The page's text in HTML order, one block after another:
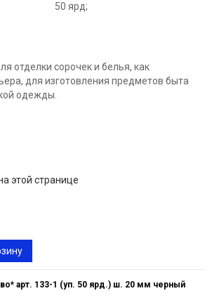
50 ярд;
отделки сорочек и белья, как
для изготовления предметов быта
одежды.
этой странице
арт. 133-1 (уп. 50 ярд.) ш. 20 мм черный